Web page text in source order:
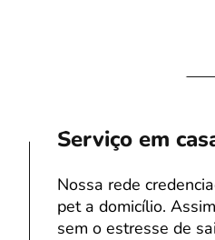
Serviço em
Nossa rede
pet a domicílio.
sem o estresse de